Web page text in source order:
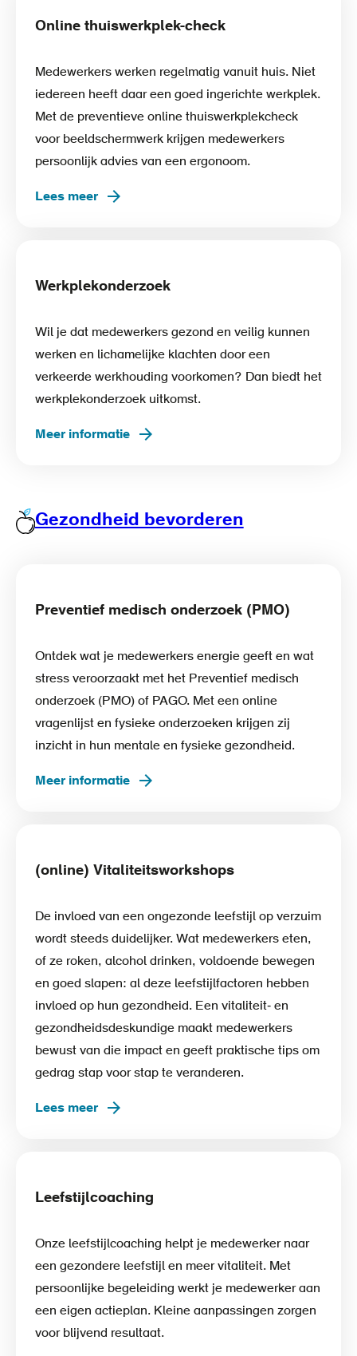
Online thuiswerkplek-check
Medewerkers werken regelmatig vanuit huis. Niet
iedereen heeft daar een goed ingerichte werkplek.
Met de preventieve online thuiswerkplekcheck
voor beeldschermwerk krijgen medewerkers
persoonlijk advies van een ergonoom.
Lees meer
Werkplekonderzoek
Wil je dat medewerkers gezond en veilig kunnen
werken en lichamelijke klachten door een
verkeerde werkhouding voorkomen? Dan biedt het
werkplekonderzoek uitkomst.
Meer informatie
Gezondheid bevorderen
Preventief medisch onderzoek (PMO)
Ontdek wat je medewerkers energie geeft en wat
stress veroorzaakt met het Preventief medisch
onderzoek (PMO) of PAGO. Met een online
vragenlijst en fysieke onderzoeken krijgen zij
inzicht in hun mentale en fysieke gezondheid.
Meer informatie
(online) Vitaliteitsworkshops
De invloed van een ongezonde leefstijl op verzuim
wordt steeds duidelijker. Wat medewerkers eten,
of ze roken, alcohol drinken, voldoende bewegen
en goed slapen: al deze leefstijlfactoren hebben
invloed op hun gezondheid. Een vitaliteit‑ en
gezondheidsdeskundige maakt medewerkers
bewust van die impact en geeft praktische tips om
gedrag stap voor stap te veranderen.
Lees meer
Leefstijlcoaching
Onze leefstijlcoaching helpt je medewerker naar
een gezondere leefstijl en meer vitaliteit. Met
persoonlijke begeleiding werkt je medewerker aan
een eigen actieplan. Kleine aanpassingen zorgen
voor blijvend resultaat.